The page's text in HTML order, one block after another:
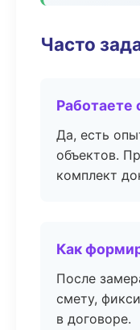
Часто
Работаете
Да, есть
объектов.
комплект
Как
После
смету,
в договоре.